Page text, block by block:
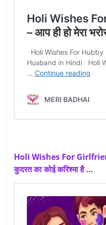
Holi Wishes For Girlfriend
कुदरत का कोई करिश्मा है …